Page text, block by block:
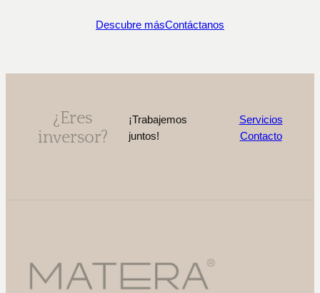
Descubre másContáctanos
¿Eres
inversor?
¡Trabajemos
juntos!
Servicios
Contacto